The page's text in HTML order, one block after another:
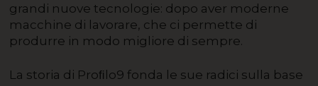
grandi nuove tecnologie: dopo aver moderne
macchine di lavorare, che ci permette di
produrre in modo migliore di sempre.
La storia di Proﬁlo9 fonda le sue radici sulla base